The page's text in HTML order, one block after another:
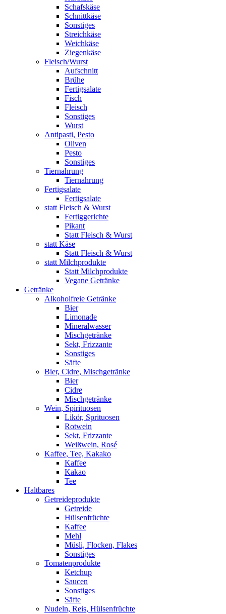
Schafskäse
Schnittkäse
Sonstiges
Streichkäse
Weichkäse
Ziegenkäse
Fleisch/Wurst
Aufschnitt
Brühe
Fertigsalate
Fisch
Fleisch
Sonstiges
Wurst
Antipasti, Pesto
Oliven
Pesto
Sonstiges
Tiernahrung
Tiernahrung
Fertigsalate
Fertigsalate
statt Fleisch & Wurst
Fertiggerichte
Pikant
Statt Fleisch & Wurst
statt Käse
Statt Fleisch & Wurst
statt Milchprodukte
Statt Milchprodukte
Vegane Getränke
Getränke
Alkoholfreie Getränke
Bier
Limonade
Mineralwasser
Mischgetränke
Sekt, Frizzante
Sonstiges
Säfte
Bier, Cidre, Mischgetränke
Bier
Cidre
Mischgetränke
Wein, Spirituosen
Likör, Sprituosen
Rotwein
Sekt, Frizzante
Weißwein, Rosé
Kaffee, Tee, Kakako
Kaffee
Kakao
Tee
Haltbares
Getreideprodukte
Getreide
Hülsenfrüchte
Kaffee
Mehl
Müsli, Flocken, Flakes
Sonstiges
Tomatenprodukte
Ketchup
Saucen
Sonstiges
Säfte
Nudeln, Reis, Hülsenfrüchte